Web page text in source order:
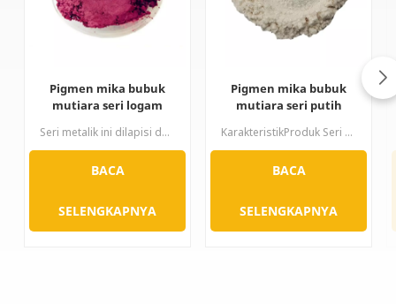
Pigmen mika bubuk
mutiara seri logam
Seri metalik ini dilapisi dengan metana pada permukaan mika. Dengan mengontrol ketebalan lapisan oksida besi secara tepat, serangkaian warna perunggu, coklat kemerahan, merah anggur, ungu, merah, hijau, dan cokelat muncul secara berurutan. Warna dan kromatogramnya lengkap, metalik kuat, dan memiliki daya tutup yang kuat, warna yang kaya, serta sifat fisik dan kimia yang baik.
BACA
SELENGKAPNYA
Pigmen mika bubuk
mutiara seri putih
KarakteristikProduk Seri Perak dicirikan oleh warna putih yang baik dan kilau mutiara yang menonjol. Menurut bentuk kristal titanium dioksida, dapat dibagi menjadi dua jenis: tipe rutil dan tipe anatase, dan produk seri rutil memiliki ketahanan cuaca yang lebih kuat. Seri produk pigmen mutiara ini memiliki banyak spesifikasi ukuran partikel, ukuran partikel halus akan menghasilkan efek lembut dan halus, dan ukuran partikel kasar akan menghasilkan efek kilau yang kuat.
BACA
SELENGKAPNYA